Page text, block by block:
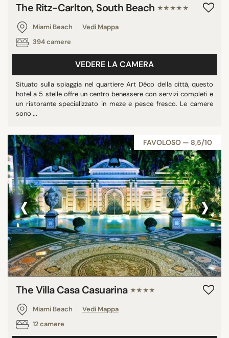
The Ritz-Carlton, South Beach ★★★★★
Miami Beach
Vedi Mappa
394 camere
VEDERE LA CAMERA
Situato sulla spiaggia nel quartiere Art Déco della città, questo
hotel a 5 stelle offre un centro benessere con servizi completi e
un ristorante specializzato in meze e pesce fresco. Le camere
sono ...
FAVOLOSO — 8,5/10
‹ ›
The Villa Casa Casuarina ★★★★
Miami Beach
Vedi Mappa
12 camere